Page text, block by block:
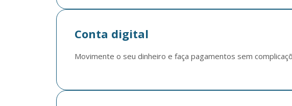
Conta digital
Movimente o seu dinheiro e faça pagamentos sem